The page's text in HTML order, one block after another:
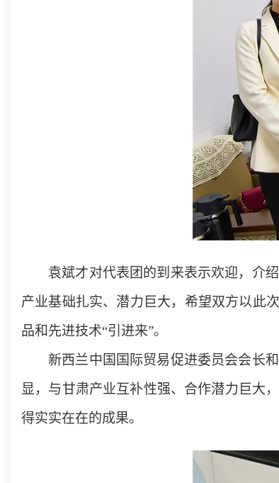
袁斌才对代表团的到来表示欢迎，介
产业基础扎实、潜力巨大，希望双方以此
品和先进技术“引进来”。
新西兰中国国际贸易促进委员会会长
显，与甘肃产业互补性强、合作潜力巨大
得实实在在的成果。